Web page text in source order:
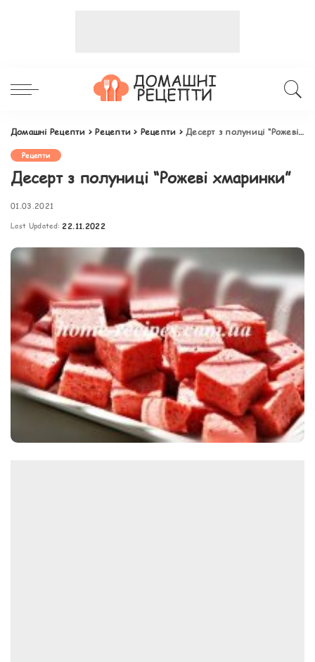
Домашні Рецепти >Рецепти > Рецепти > Десерт з полуниці “Рожеві хмаринки”
Рецепти
Десерт з полуниці “Рожеві хмаринки”
01.03.2021
Last Updated: 22.11.2022